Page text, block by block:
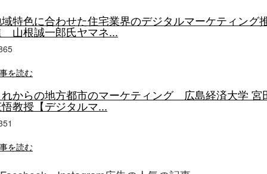
特色に合わせた住宅業界のデジタルマーケティング
山根誠一郎氏ヤマネ...
を読む
からの地方都市のマーケティング 広島経済大学 宮
教授【デジタルマ...
を読む